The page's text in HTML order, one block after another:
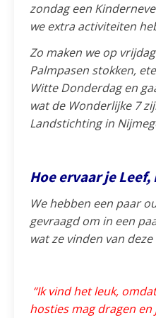
zondag een
we extra activiteiten
Zo maken we op
Palmpasen stokken,
Witte Donderdag en
wat de Wonderlijke 7
Landstichting in
Hoe ervaar je Leef,
We hebben een paar
gevraagd om in een
wat ze vinden van
“Ik vind het leuk,
hosties mag dragen